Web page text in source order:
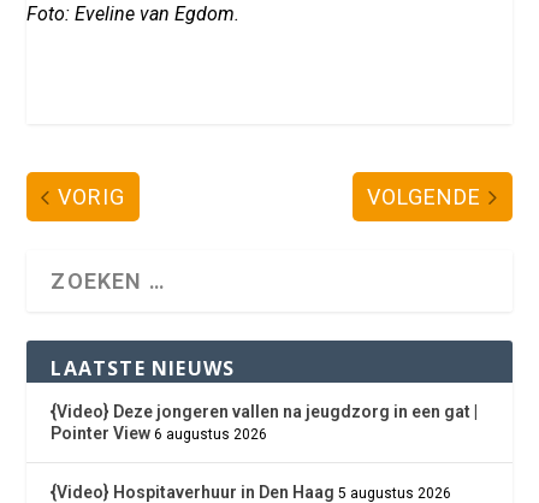
Foto: Eveline van Egdom.
VORIG VOLGENDE
LAATSTE NIEUWS
{Video} Deze jongeren vallen na jeugdzorg in een gat |
Pointer View 6 augustus 2026
{Video} Hospitaverhuur in Den Haag 5 augustus 2026